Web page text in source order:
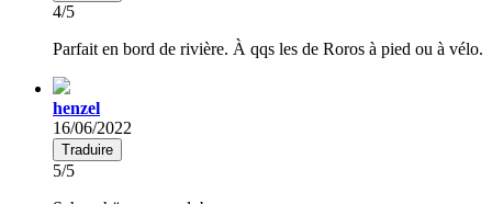
4/5
Parfait en bord de rivière. À qqs les de Roros à pied ou à vélo.
henzel
16/06/2022
Traduire
5/5